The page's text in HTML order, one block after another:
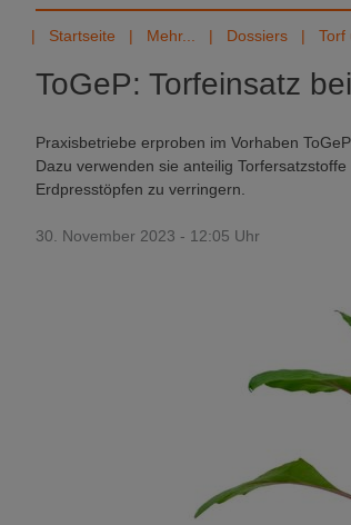
Startseite Mehr... Dossiers Torf
ToGeP: Torfeinsatz
Praxisbetriebe erproben im Vorhaben
Dazu verwenden sie anteilig
Erdpresstöpfen zu verringern.
30. November 2023 - 12:05 Uhr